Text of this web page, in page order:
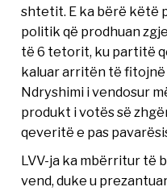
shtetit. E ka bërë këtë
politik që prodhuan
të 6 tetorit, ku partitë
kaluar arritën të fitojnë
Ndryshimi i vendosur
produkt i votës së
qeveritë e pas
LVV-ja ka mbërritur të
vend, duke u